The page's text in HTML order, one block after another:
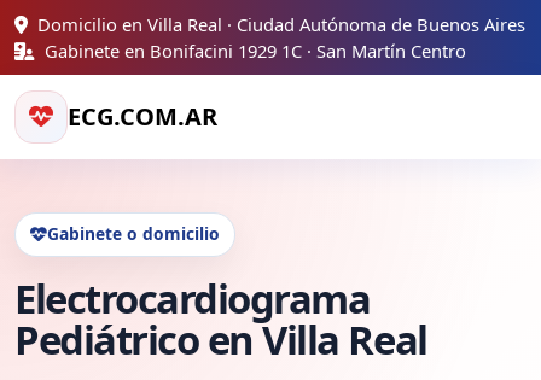
Domicilio en Villa Real · Ciudad Autónoma de Buenos Aires
Gabinete en Bonifacini 1929 1C · San Martín Centro
ECG.COM.AR
Gabinete o domicilio
Electrocardiograma
Pediátrico en Villa Real